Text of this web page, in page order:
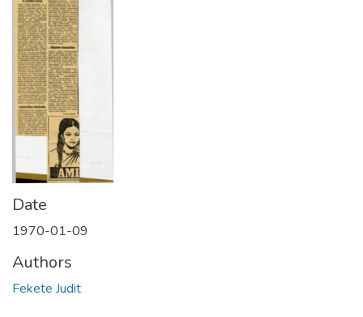
Date
1970-01-09
Authors
Fekete Judit